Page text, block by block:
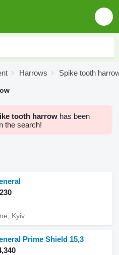
Harrows Spike tooth
tooth harrow has been
the search!
Kyiv
Prime Shield 15,3